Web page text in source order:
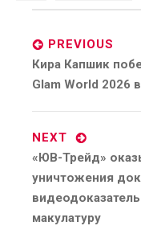
navigation
PREVIOUS
Previous
post:
Кира Капшик
Glam World 2026
NEXT
Next
post:
«ЮВ-Трейд»
уничтожения
макулатуру